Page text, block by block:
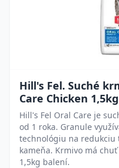
Hill's Fel. Suché
Care Chicken 1,5kg
Hill's Fel Oral Care je
od 1 roka. Granule
technológiu na redukciu
kameňa. Krmivo má
1,5kg balení.